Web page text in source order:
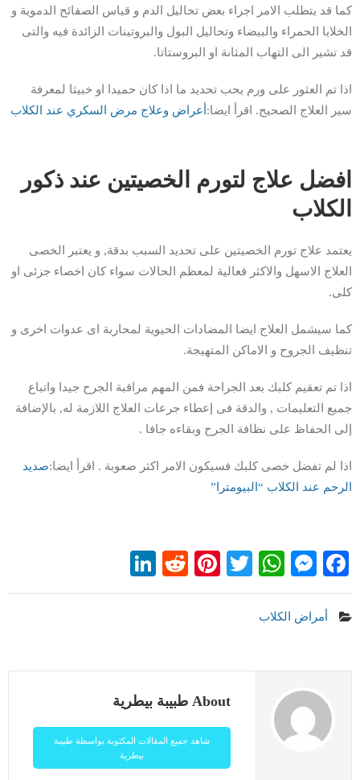
كما قد يتطلب الامر اجراء بعض تحاليل الدم و قياس الصفائح الدموية و
الخلايا الحمراء والبيضاء وتحاليل البول والبروتينات الزائدة فيه والتى
قد تشير الى التهاب المثانة او البروستاتا.
اذا تم العثور على ورم يحب تحديد ما اذا كان حميدا او خبيثا لمعرفة
سير العلاج الصحيح. اقرأ ايضا: أعراض وعلاج مرض السكري عند الكلاب
افضل علاج لتورم الخصيتين عند ذكور
الكلاب
يعتمد علاج تورم الخصيتين على تحديد السبب بدقة, و يعتبر الخصى
العلاج الاسهل والاكثر فعالية لمعظم الحالات سواء كان اخصاء جزئى او
كلى.
كما سيشمل العلاج ايضا المضادات الحيوية لمحاربة اى عدوات اخرى و
تنظيف الجروح و الاماكن المتهيجة.
اذا تم تعقيم كلبك بعد الجراحة فمن المهم مراقبة الجرح جيدا واتباع
جميع التعليمات , والدقة فى إعطاء جرعات العلاج اللازمة له, بالإضافة
إلى الحفاظ على نظافة الجرح وبقاءه جافا .
اذا لم تفضل خصى كلبك فسيكون الامر اكثر صعوبة . اقرأ ايضا:صديد
الرحم عند الكلاب “البيومترا”
Facebook
Messenger
WhatsApp
Twitter
Pinterest
Reddit
أمراض الكلاب
About طبيبة بيطرية
شاهد جميع المقالات المكتوبة بواسطة طبيبة
بيطرية